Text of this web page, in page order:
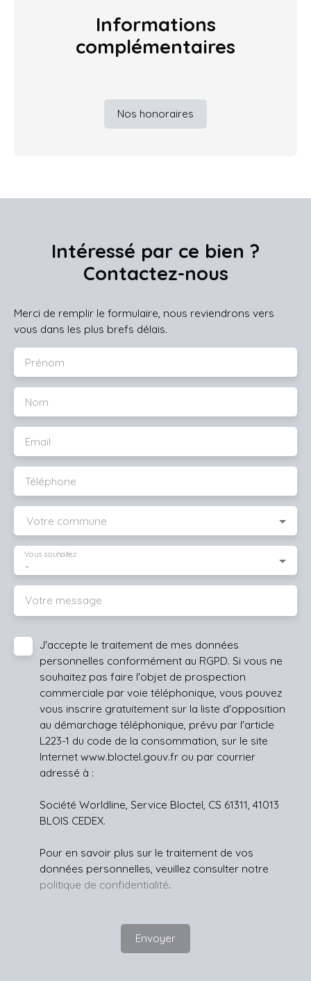
Informations
complémentaires
Nos honoraires
Intéressé par ce bien ?
Contactez-nous
Merci de remplir le formulaire, nous reviendrons vers
vous dans les plus brefs délais.
Prénom
Nom
Email
Téléphone
Votre commune
-
Vous souhaitez
Votre message
J'accepte le traitement de mes données
personnelles conformément au RGPD. Si vous ne
souhaitez pas faire l'objet de prospection
commerciale par voie téléphonique, vous pouvez
vous inscrire gratuitement sur la liste d'opposition
au démarchage téléphonique, prévu par l'article
L223-1 du code de la consommation, sur le site
Internet www.bloctel.gouv.fr ou par courrier
adressé à :
Société Worldline, Service Bloctel, CS 61311, 41013
BLOIS CEDEX.
Pour en savoir plus sur le traitement de vos
données personnelles, veuillez consulter notre
politique de confidentialité.
Envoyer